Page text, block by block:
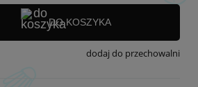
DO KOSZYKA
dodaj do przechowalni